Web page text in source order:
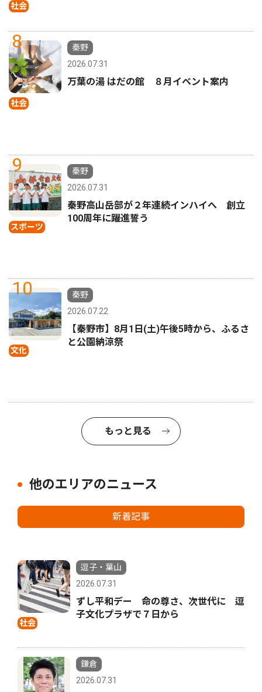
社会
8
社会
秦野
2026.07.31
万葉の湯 はだの館 ８月イベント案内
9
スポーツ
秦野
2026.07.31
秦野高山岳部が２年連続インハイへ 創立
100周年に躍進誓う
10
文化
秦野
2026.07.22
【秦野市】8月1日(土)午後5時から、ふるさ
と公園納涼祭
もっと見る
他のエリアのニュース
新着記事
社会
逗子・葉山
2026.07.31
ずし平和デー 命の尊さ、次世代に 逗
子文化プラザで７日から
鎌倉
2026.07.31